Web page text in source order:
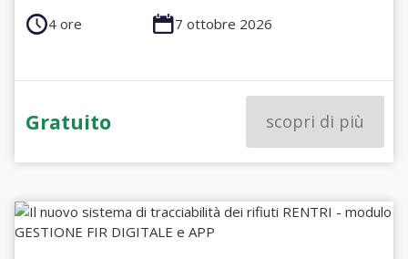
4 ore 7 ottobre 2026
Gratuito scopri di più